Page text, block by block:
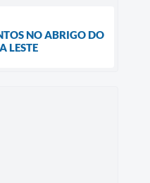
NO ABRIGO DO
LESTE